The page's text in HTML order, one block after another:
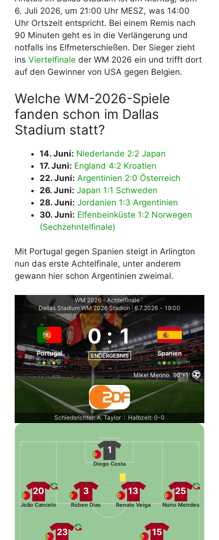
6. Juli 2026, um 21:00 Uhr MESZ, was 14:00
Uhr Ortszeit entspricht. Bei einem Remis nach
90 Minuten geht es in die Verlängerung und
notfalls ins Elfmeterschießen. Der Sieger zieht
ins Viertelfinale der WM 2026 ein und trifft dort
auf den Gewinner von USA gegen Belgien.
Welche WM-2026-Spiele
fanden schon im Dallas
Stadium statt?
14. Juni: Niederlande 2:2 Japan
17. Juni: England 4:2 Kroatien
22. Juni: Argentinien 2:0 Österreich
26. Juni: Japan 1:1 Schweden
28. Juni: Jordanien 1:3 Argentinien
30. Juni: Elfenbeinküste 1:2 Norwegen
(Sechzehntelfinale)
Mit Portugal gegen Spanien steigt in Arlington
nun das erste Achtelfinale, unter anderem
gewann hier schon Argentinien zweimal.
WM 2026 - Achtelfinale |
Dallas Stadium WM 2026 Stadion 6.7.2026 - 19:00
Portugal
0 : 1
ENDERGEBNIS Spanien
Mikel Merino 90'+1'
Schiedsrichter: A. Taylor Halbzeit: 0-0
1
Diogo Costa
25
Nuno Mendes
13
Renato Veiga
3
Rúben Dias
20
João Cancelo
15
23